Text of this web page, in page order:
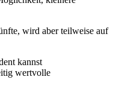
wird aber teilweise auf
kannst
wertvolle